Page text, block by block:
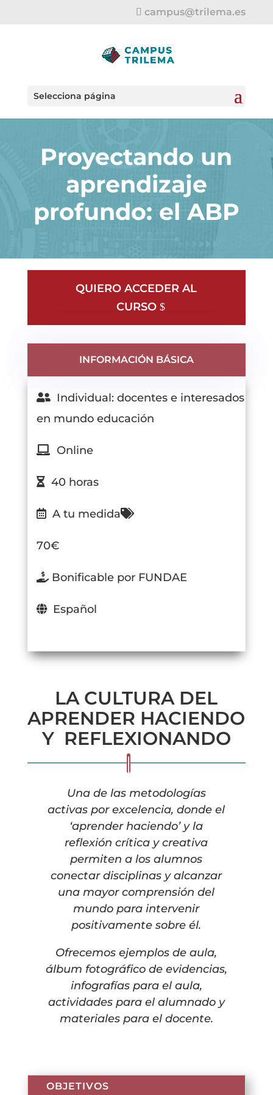
campus@trilema.es
Selecciona página
Proyectando un
aprendizaje
profundo: el ABP
QUIERO ACCEDER AL
CURSO
INFORMACIÓN BÁSICA
Individual: docentes e interesados
en mundo educación
Online
40 horas
A tu medida
70€
Bonificable por FUNDAE
Español
LA CULTURA DEL
APRENDER HACIENDO
Y REFLEXIONANDO
Una de las metodologías
activas por excelencia, donde el
‘aprender haciendo’ y la
reflexión crítica y creativa
permiten a los alumnos
conectar disciplinas y alcanzar
una mayor comprensión del
mundo para intervenir
positivamente sobre él.
Ofrecemos ejemplos de aula,
álbum fotográfico de evidencias,
infografías para el aula,
actividades para el alumnado y
materiales para el docente.
OBJETIVOS